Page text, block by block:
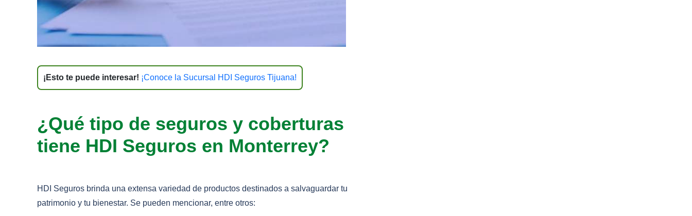
¡Esto te puede interesar! ¡Conoce la Sucursal HDI Seguros Tijuana!
¿Qué tipo de seguros y coberturas
tiene HDI Seguros en Monterrey?
HDI Seguros brinda una extensa variedad de productos destinados a salvaguardar tu
patrimonio y tu bienestar. Se pueden mencionar, entre otros: